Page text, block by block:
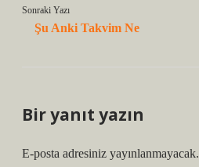
Sonraki Yazı
Şu Anki Takvim Ne
Bir yanıt yazın
E-posta adresiniz yayınlanmayacak.